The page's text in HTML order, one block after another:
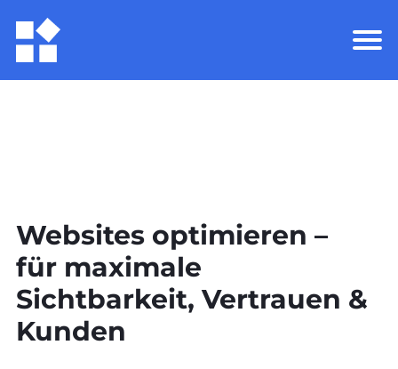
Websites optimieren –
für maximale
Sichtbarkeit, Vertrauen &
Kunden